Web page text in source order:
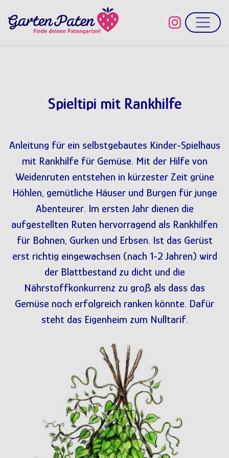
Spieltipi mit Rankhilfe
Anleitung für ein selbstgebautes Kinder-Spielhaus
mit Rankhilfe für Gemüse. Mit der Hilfe von
Weidenruten entstehen in kürzester Zeit grüne
Höhlen, gemütliche Häuser und Burgen für junge
Abenteurer. Im ersten Jahr dienen die
aufgestellten Ruten hervorragend als Rankhilfen
für Bohnen, Gurken und Erbsen. Ist das Gerüst
erst richtig eingewachsen (nach 1-2 Jahren) wird
der Blattbestand zu dicht und die
Nährstoffkonkurrenz zu groß als dass das
Gemüse noch erfolgreich ranken könnte. Dafür
steht das Eigenheim zum Nulltarif.